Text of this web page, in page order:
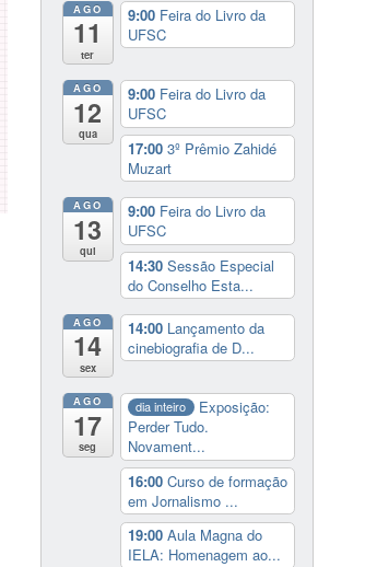
AGO
11
ter
9:00 Feira do Livro da
UFSC
AGO
12
qua
9:00 Feira do Livro da
UFSC
17:00 3º Prêmio Zahidé
Muzart
AGO
13
qui
9:00 Feira do Livro da
UFSC
14:30 Sessão Especial
do Conselho Esta...
AGO
14
sex
14:00 Lançamento da
cinebiografia de D...
AGO
17
seg
dia inteiro
Exposição:
Perder Tudo.
Novament...
16:00 Curso de formação
em Jornalismo ...
19:00 Aula Magna do
IELA: Homenagem ao...